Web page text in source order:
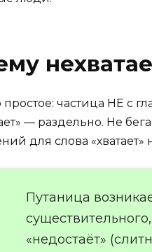
частица НЕ с
— раздельно. Не
для слова «хватает»
Путаница
«недостаёт»